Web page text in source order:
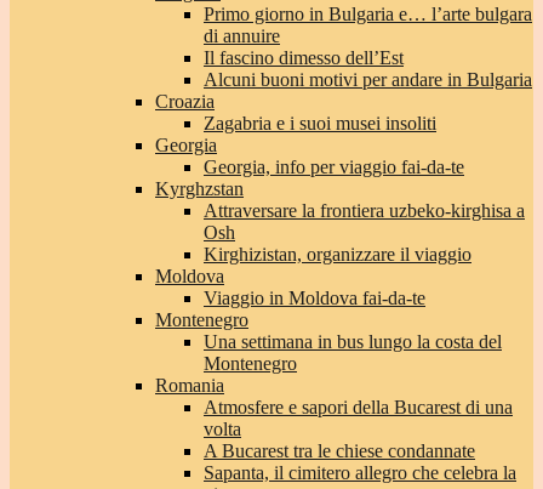
Primo giorno in Bulgaria e… l’arte bulgara
di annuire
Il fascino dimesso dell’Est
Alcuni buoni motivi per andare in Bulgaria
Croazia
Zagabria e i suoi musei insoliti
Georgia
Georgia, info per viaggio fai-da-te
Kyrghzstan
Attraversare la frontiera uzbeko-kirghisa a
Osh
Kirghizistan, organizzare il viaggio
Moldova
Viaggio in Moldova fai-da-te
Montenegro
Una settimana in bus lungo la costa del
Montenegro
Romania
Atmosfere e sapori della Bucarest di una
volta
A Bucarest tra le chiese condannate
Sapanta, il cimitero allegro che celebra la